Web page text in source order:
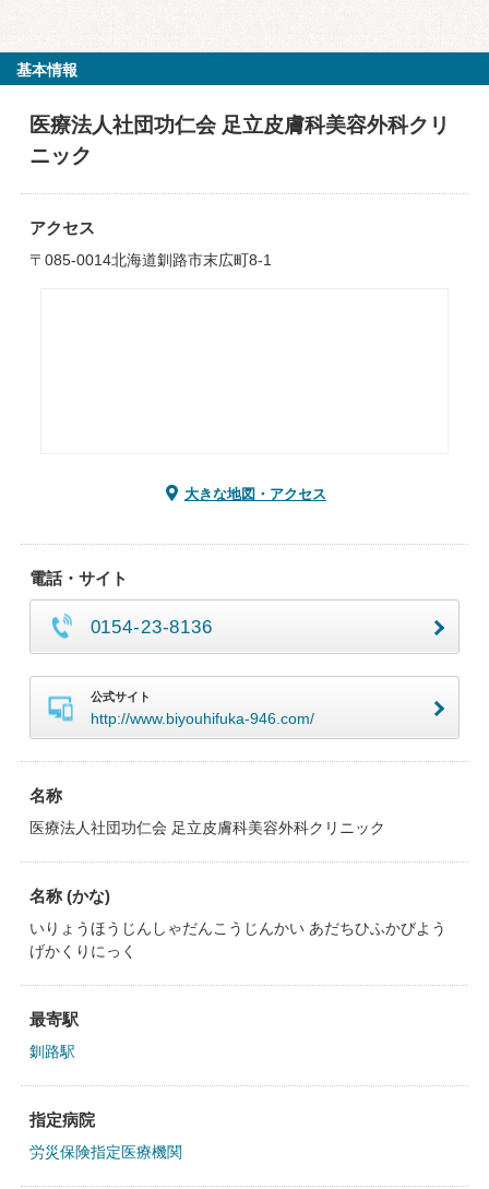
基本情報
医療法人社団功仁会 足立皮膚科美容外科クリ
ニック
アクセス
〒085-0014北海道釧路市末広町8-1
大きな地図・アクセス
電話・サイト
0154-23-8136
公式サイト
http://www.biyouhifuka-946.com/
名称
医療法人社団功仁会 足立皮膚科美容外科クリニック
名称 (かな)
いりょうほうじんしゃだんこうじんかい あだちひふかびよう
げかくりにっく
最寄駅
釧路駅
指定病院
労災保険指定医療機関